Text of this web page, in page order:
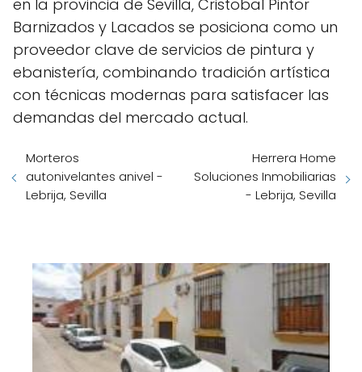
en la provincia de Sevilla, Cristobal Pintor
Barnizados y Lacados se posiciona como un
proveedor clave de servicios de pintura y
ebanistería, combinando tradición artística
con técnicas modernas para satisfacer las
demandas del mercado actual.
Morteros
autonivelantes anivel -
Lebrija, Sevilla
Herrera Home
Soluciones Inmobiliarias
- Lebrija, Sevilla